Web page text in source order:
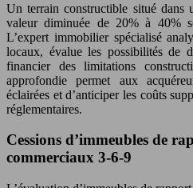
Un terrain constructible situé dans
valeur diminuée de 20% à 40%
L’expert immobilier spécialisé
locaux, évalue les possibilités de
financier des limitations
approfondie permet aux
éclairées et d’anticiper les coûts
réglementaires.
Cessions d’immeubles de
commerciaux 3-6-9